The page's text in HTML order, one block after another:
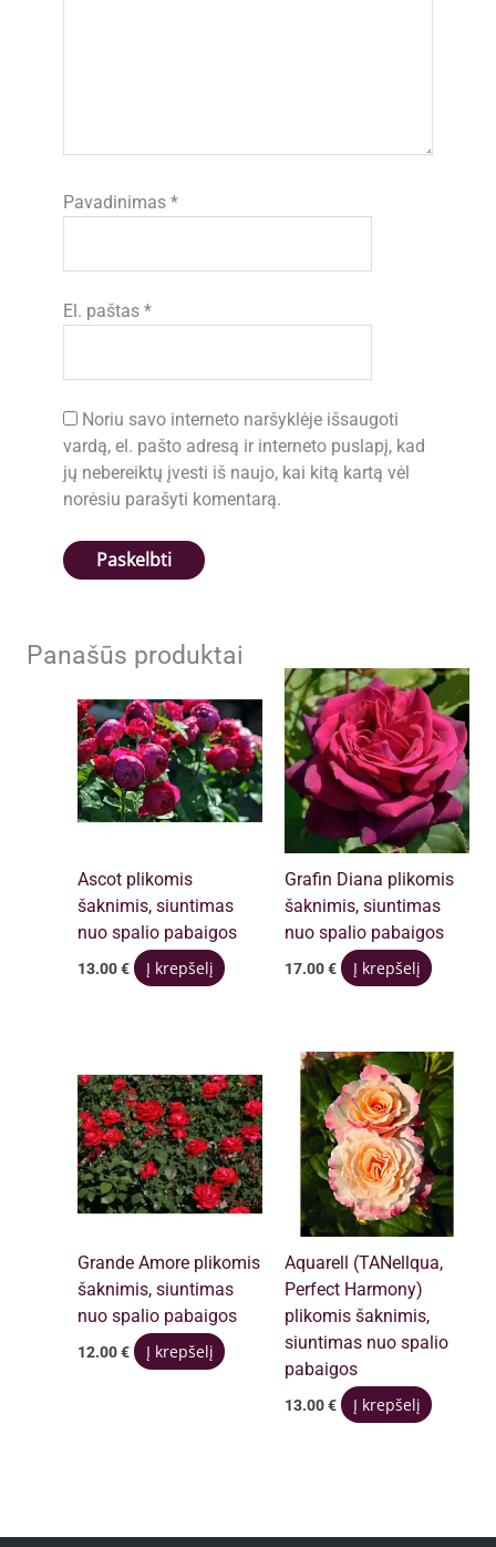
Pavadinimas*
El. paštas*
Noriu savo interneto naršyklėje išsaugoti
vardą, el. pašto adresą ir interneto puslapį, kad
jų nebereiktų įvesti iš naujo, kai kitą kartą vėl
norėsiu parašyti komentarą.
Panašūs produktai
Ascot plikomis
šaknimis, siuntimas
nuo spalio pabaigos
13.00€ Į krepšelį
Grafin Diana plikomis
šaknimis, siuntimas
nuo spalio pabaigos
17.00€ Į krepšelį
Grande Amore plikomis
šaknimis, siuntimas
nuo spalio pabaigos
12.00€ Į krepšelį
Aquarell (TANellqua,
Perfect Harmony)
plikomis šaknimis,
siuntimas nuo spalio
pabaigos
13.00€ Į krepšelį